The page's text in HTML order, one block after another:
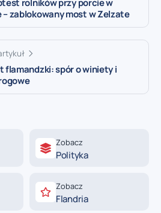
rolników przy porcie w
– zablokowany most w Zelzate
flamandzki: spór o winiety i
Zobacz
Polityka
Zobacz
Flandria